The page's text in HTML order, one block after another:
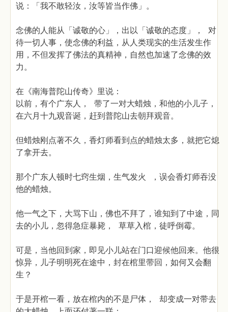
说：「我不敢轻汝，汝等皆当作佛」。
念佛的人能从「诚敬的心」，出以「诚敬的态度」， 对
待一切人事，使念佛的利益，从人类现实的生活发生作
用，不但发挥了佛法的真精神，自然也加速了念佛的效
力。
在《南海普陀山传奇》里说：
以前，有个广东人， 带了一对大蜡烛，和他的小儿子，
在六月十九观音诞，赶到普陀山去朝拜观音。
但蜡烛刚点著不久，香灯师看到点的蜡烛太多，就把它熄
了拿开去。
那个广东人顿时七窍生烟，生气发火 ，误会香灯师吞没
他的蜡烛。
他一气之下，大骂下山，佛也不拜了，谁知到了中途，同
去的小儿，忽得急症暴毙， 草草入棺，徒呼倒霉。
可是，当他回到家，即见小儿站在门口迎候他回来。他很
惊异，儿子明明死在途中，封在棺里带回，如何又会翻
生？
于是开棺一看，放在棺内的不是尸体， 却变成一对带去